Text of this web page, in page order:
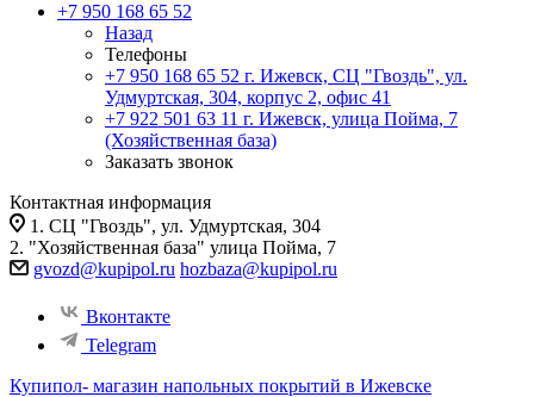
+7 950 168 65 52
Назад
Телефоны
+7 950 168 65 52 г. Ижевск, СЦ "Гвоздь", ул.
Удмуртская, 304, корпус 2, офис 41
+7 922 501 63 11 г. Ижевск, улица Пойма, 7
(Хозяйственная база)
Заказать звонок
Контактная информация
1. СЦ "Гвоздь", ул. Удмуртская, 304
2. "Хозяйственная база" улица Пойма, 7
gvozd@kupipol.ru hozbaza@kupipol.ru
Вконтакте
Telegram
Купипол- магазин напольных покрытий в Ижевске